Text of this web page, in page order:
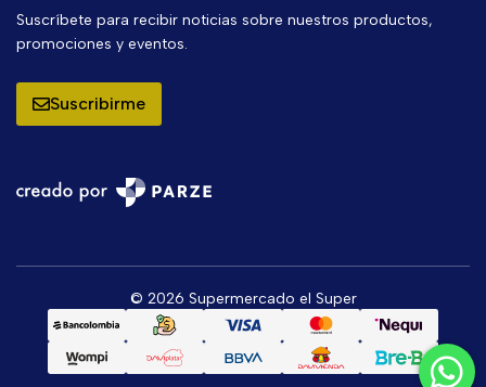
Suscríbete para recibir noticias sobre nuestros productos,
promociones y eventos.
Suscribirme
© 2026 Supermercado el Super